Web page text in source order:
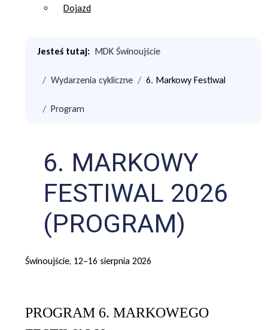
Dojazd
Jesteś tutaj: MDK Świnoujście
Wydarzenia cykliczne 6. Markowy Festiwal
Program
6. MARKOWY
FESTIWAL 2026
(PROGRAM)
Świnoujście, 12–16 sierpnia 2026
PROGRAM 6. MARKOWEGO